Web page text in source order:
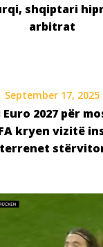
shqiptari
arbitrat
September 17, 2025
2027 për
kryen vizitë